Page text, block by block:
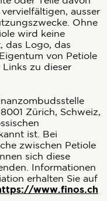
ausser
Ohne
wird keine
das Logo, das
von Petiole
zu dieser
Zürich, Schweiz,
ist. Bei
zwischen Petiole
sich diese
Informationen
erhalten Sie auf
www.finos.ch